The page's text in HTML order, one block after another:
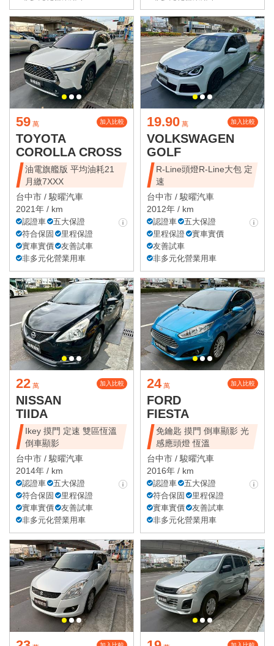
59 萬 加入比較
TOYOTA
COROLLA CROSS
油電旗艦版 平均油耗21
月繳7XXX
台中市 / 駿曜汽車
2021年 / km
認證車
五大保證
符合保固
里程保證
實車實價
友善試車
非多元化營業用車
19.90 萬 加入比較
VOLKSWAGEN
GOLF
R-Line頭燈R-Line大包 定
速
台中市 / 駿曜汽車
2012年 / km
認證車
五大保證
里程保證
實車實價
友善試車
非多元化營業用車
22 萬 加入比較
NISSAN
TIIDA
Ikey 摸門 定速 雙區恆溫
倒車顯影
台中市 / 駿曜汽車
2014年 / km
認證車
五大保證
符合保固
里程保證
實車實價
友善試車
非多元化營業用車
24 萬 加入比較
FORD
FIESTA
免鑰匙 摸門 倒車顯影 光
感應頭燈 恆溫
台中市 / 駿曜汽車
2016年 / km
認證車
五大保證
符合保固
里程保證
實車實價
友善試車
非多元化營業用車